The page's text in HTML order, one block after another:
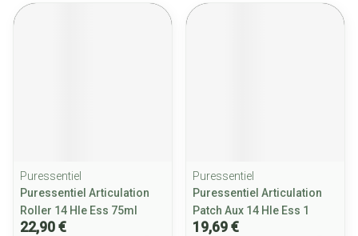
Puressentiel
Puressentiel Articulation
Roller 14 Hle Ess 75ml
22,90 €
Puressentiel
Puressentiel Articulation
Patch Aux 14 Hle Ess 1
19,69 €